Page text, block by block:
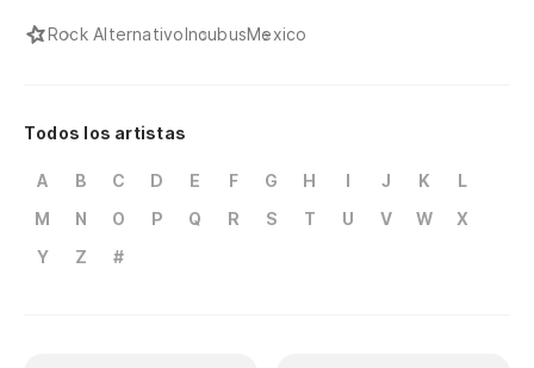
Rock AlternativoIncubusMexico
Todos los artistas
A B C D E F G H I J K
L
M
N O P Q R S T U V W
X
Y
Z #